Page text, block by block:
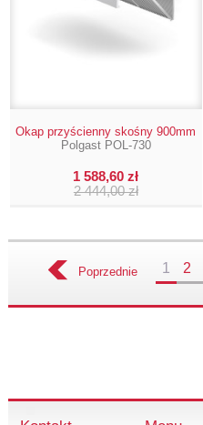
Okap przyścienny skośny 900mm
Polgast POL-730
1 588,60 zł
2 444,00 zł
Poprzednie 1 2